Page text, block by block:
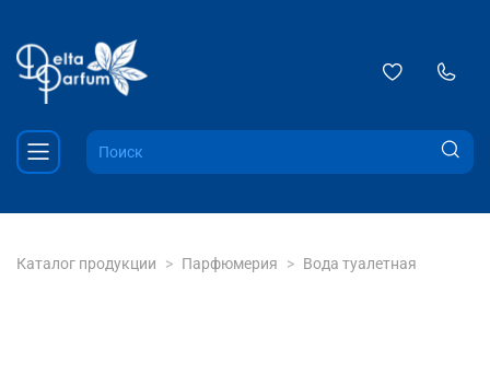
Каталог продукции Парфюмерия Вода туалетная